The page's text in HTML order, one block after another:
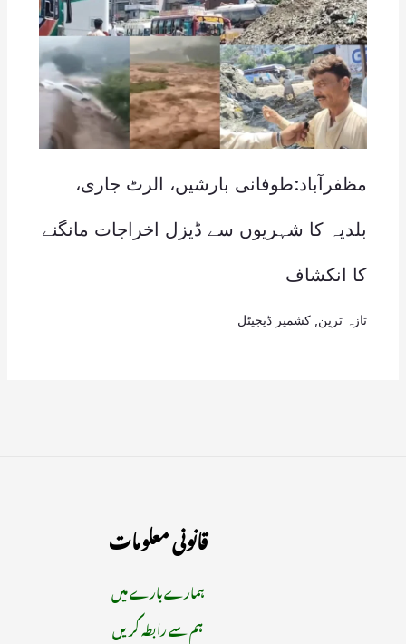
مظفرآباد:طوفانی بارشیں، الرٹ جاری،
بلدیہ کا شہریوں سے ڈیزل اخراجات مانگنے
کا انکشاف
تازہ ترین کشمیر ڈیجیٹل
قانونی معلومات
ہمارے بارے میں
ہم سے رابطہ کریں